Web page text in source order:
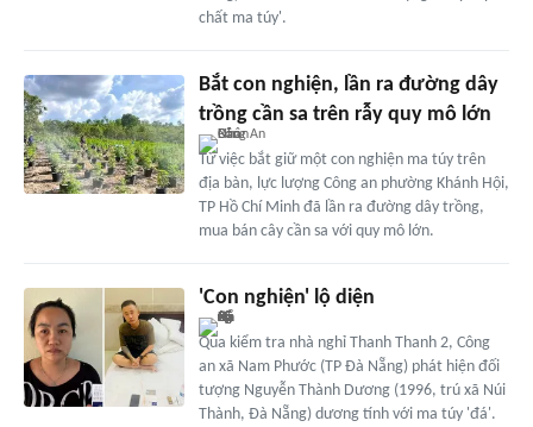
chất ma túy'.
Bắt con nghiện, lần ra đường dây
trồng cần sa trên rẫy quy mô lớn
Từ việc bắt giữ một con nghiện ma túy trên
địa bàn, lực lượng Công an phường Khánh Hội,
TP Hồ Chí Minh đã lần ra đường dây trồng,
mua bán cây cần sa với quy mô lớn.
'Con nghiện' lộ diện
Qua kiểm tra nhà nghỉ Thanh Thanh 2, Công
an xã Nam Phước (TP Đà Nẵng) phát hiện đối
tượng Nguyễn Thành Dương (1996, trú xã Núi
Thành, Đà Nẵng) dương tính với ma túy 'đá'.